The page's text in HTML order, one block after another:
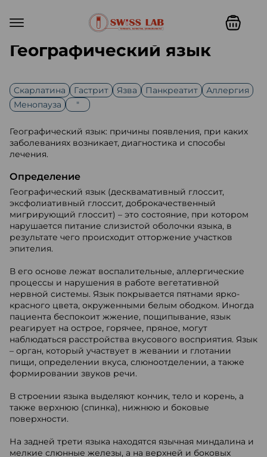
Географический язык
Cкарлатина Гастрит Язва Панкреатит
Аллергия
Менопауза
"
Географический язык: причины появления, при каких
заболеваниях возникает, диагностика и способы
лечения.
Определение
Географический язык (десквамативный глоссит,
эксфолиативный глоссит, доброкачественный
мигрирующий глоссит) – это состояние, при котором
нарушается питание слизистой оболочки языка, в
результате чего происходит отторжение участков
эпителия.
В его основе лежат воспалительные, аллергические
процессы и нарушения в работе вегетативной
нервной системы. Язык покрывается пятнами ярко-
красного цвета, окруженными белым ободком. Иногда
пациента беспокоит жжение, пощипывание, язык
реагирует на острое, горячее, пряное, могут
наблюдаться расстройства вкусового восприятия. Язык
– орган, который участвует в жевании и глотании
пищи, определении вкуса, слюноотделении, а также
формировании звуков речи.
В строении языка выделяют кончик, тело и корень, а
также верхнюю (спинка), нижнюю и боковые
поверхности.
На задней трети языка находятся язычная миндалина и
мелкие слюнные железы, а на верхней и боковых